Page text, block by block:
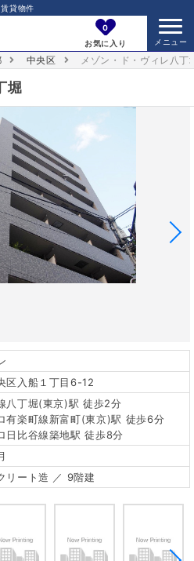
貸物件
0
お気に入り
中央区 メゾン・ド・ヴィレ八丁
堀
区入船１丁目6-12
八丁堀(東京)駅 徒歩2分
有楽町線新富町(東京)駅 徒歩6分
日比谷線築地駅 徒歩8分
リート造 ／ 9階建